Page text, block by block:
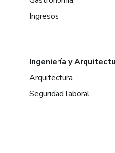
Ingresos
Ingeniería y
Arquitectura
Seguridad laboral